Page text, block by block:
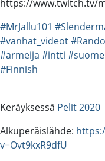
https://www.twitch.tv/
#MrJallu101
#vanhat_videot
#armeija #intti
#Finnish
Keräyksessä Pelit 2020
Alkuperäislähde:
v=Ovt9kxR9dfU